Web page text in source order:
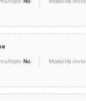
No
Modalità